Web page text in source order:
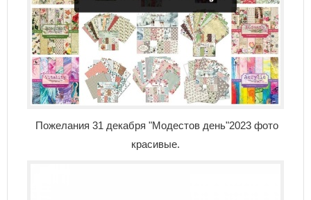
Пожелания 31 декабря "Модестов день"2023 фото
красивые.